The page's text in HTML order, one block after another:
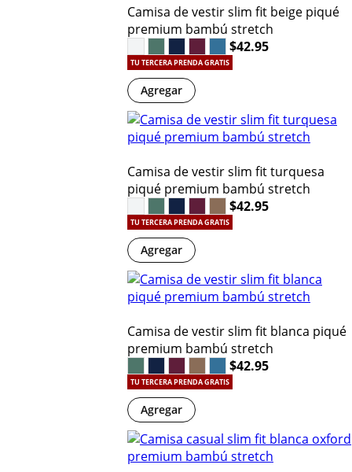
Camisa de vestir slim fit beige piqué
premium bambú stretch
$42.95
TU TERCERA PRENDA GRATIS
Agregar
Camisa de vestir slim fit turquesa
piqué premium bambú stretch
$42.95
TU TERCERA PRENDA GRATIS
Agregar
Camisa de vestir slim fit blanca piqué
premium bambú stretch
$42.95
TU TERCERA PRENDA GRATIS
Agregar